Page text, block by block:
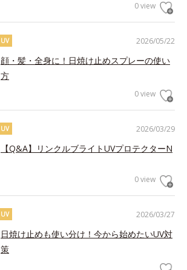
0 view
2026/05/22
UV
顔・髪・全身に！日焼け止めスプレーの使い
方
0 view
2026/03/29
UV
【Q&A】リンクルブライトUVプロテクターN
0 view
2026/03/27
UV
日焼け止めも使い分け！今から始めたいUV対
策